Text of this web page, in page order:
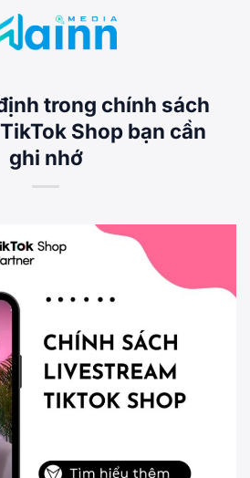
trong chính sách
Shop bạn cần
ghi nhớ